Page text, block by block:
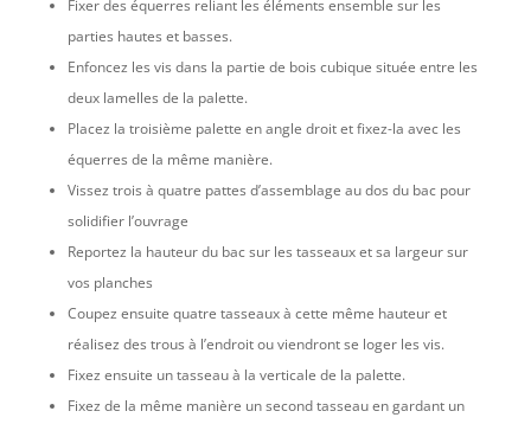
Fixer des équerres reliant les éléments ensemble sur les
parties hautes et basses.
Enfoncez les vis dans la partie de bois cubique située entre les
deux lamelles de la palette.
Placez la troisième palette en angle droit et fixez-la avec les
équerres de la même manière.
Vissez trois à quatre pattes d’assemblage au dos du bac pour
solidifier l’ouvrage
Reportez la hauteur du bac sur les tasseaux et sa largeur sur
vos planches
Coupez ensuite quatre tasseaux à cette même hauteur et
réalisez des trous à l’endroit ou viendront se loger les vis.
Fixez ensuite un tasseau à la verticale de la palette.
Fixez de la même manière un second tasseau en gardant un